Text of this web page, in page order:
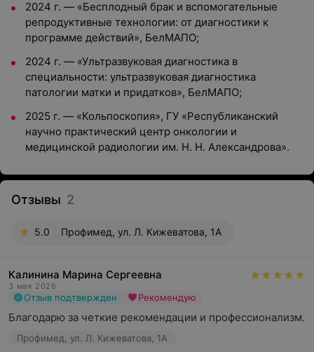
2024 г. — «Бесплодный брак и вспомогательные
репродуктивные технологии: от диагностики к
программе действий», БелМАПО;
2024 г. — «Ультразвуковая диагностика в
специальности: ультразвуковая диагностика
патологии матки и придатков», БелМАПО;
2025 г. — «Кольпоскопия», ГУ «Республиканский
научно практический центр онкологии и
медицинской радиологии им. Н. Н. Александрова».
Отзывы 2
5.0 Профимед, ул. Л. Кижеватова, 1А
Калинина Марина Сергеевна
3 мая 2026
Отзыв подтвержден Рекомендую
Благодарю за четкие рекомендации и профессионализм.
Профимед, ул. Л. Кижеватова, 1А